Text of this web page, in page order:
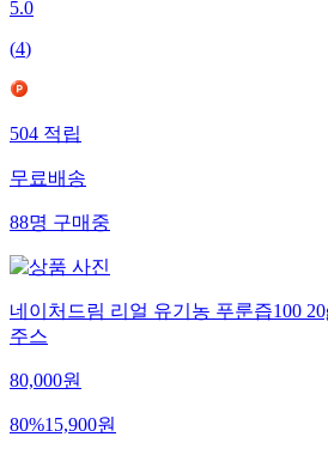
5.0
(4)
504적립
무료배송
88명구매중
네이처드림 리얼 유기농 푸룬즙100
주스
80,000원
80%15,900원